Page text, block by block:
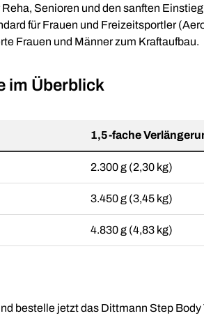
Reha, Senioren und den sanften
für Frauen und Freizeitsportler
Frauen und Männer zum Kraftaufbau.
im Überblick
1,5-fache
2.300 g (2,30 kg)
3.450 g (3,45 kg)
4.830 g (4,83 kg)
bestelle jetzt das Dittmann Step